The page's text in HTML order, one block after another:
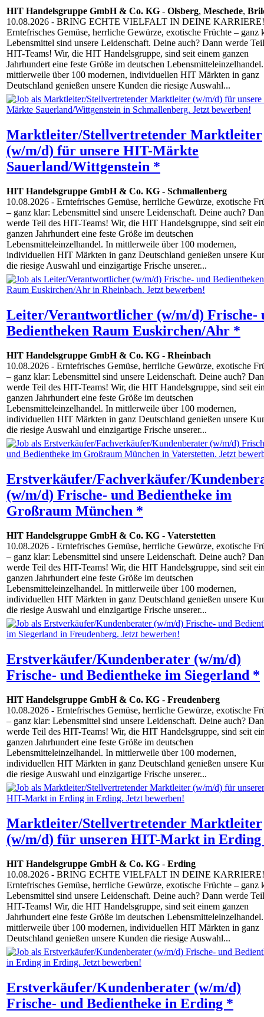
HIT Handelsgruppe GmbH & Co. KG - Olsberg, Meschede,
10.08.2026 - BRING ECHTE VIELFALT IN DEINE KARRIERE!
Erntefrisches Gemüse, herrliche Gewürze, exotische Früchte – ganz
Lebensmittel sind unsere Leidenschaft. Deine auch? Dann werde
HIT-Teams! Wir, die HIT Handelsgruppe, sind seit einem ganzen
Jahrhundert eine feste Größe im deutschen
mittlerweile über 100 modernen, individuellen HIT Märkten in ganz
Deutschland genießen unsere Kunden die riesige Auswahl...
Marktleiter/Stellvertretender Marktleiter
(w/m/d) für unsere HIT-Märkte
Sauerland/Wittgenstein *
HIT Handelsgruppe GmbH & Co. KG - Schmallenberg
10.08.2026 - Erntefrisches Gemüse, herrliche Gewürze, exotische
– ganz klar: Lebensmittel sind unsere Leidenschaft. Deine auch?
werde Teil des HIT-Teams! Wir, die HIT Handelsgruppe, sind seit
ganzen Jahrhundert eine feste Größe im deutschen
Lebensmitteleinzelhandel. In mittlerweile über 100 modernen,
individuellen HIT Märkten in ganz Deutschland genießen unsere
die riesige Auswahl und einzigartige Frische unserer...
Leiter/Verantwortlicher (w/m/d) Frische-
Bedientheken Raum Euskirchen/Ahr *
HIT Handelsgruppe GmbH & Co. KG - Rheinbach
10.08.2026 - Erntefrisches Gemüse, herrliche Gewürze, exotische
– ganz klar: Lebensmittel sind unsere Leidenschaft. Deine auch?
werde Teil des HIT-Teams! Wir, die HIT Handelsgruppe, sind seit
ganzen Jahrhundert eine feste Größe im deutschen
Lebensmitteleinzelhandel. In mittlerweile über 100 modernen,
individuellen HIT Märkten in ganz Deutschland genießen unsere
die riesige Auswahl und einzigartige Frische unserer...
Erstverkäufer/Fachverkäufer/
(w/m/d) Frische- und Bedientheke im
Großraum München *
HIT Handelsgruppe GmbH & Co. KG - Vaterstetten
10.08.2026 - Erntefrisches Gemüse, herrliche Gewürze, exotische
– ganz klar: Lebensmittel sind unsere Leidenschaft. Deine auch?
werde Teil des HIT-Teams! Wir, die HIT Handelsgruppe, sind seit
ganzen Jahrhundert eine feste Größe im deutschen
Lebensmitteleinzelhandel. In mittlerweile über 100 modernen,
individuellen HIT Märkten in ganz Deutschland genießen unsere
die riesige Auswahl und einzigartige Frische unserer...
Erstverkäufer/Kundenberater (w/m/d)
Frische- und Bedientheke im Siegerland *
HIT Handelsgruppe GmbH & Co. KG - Freudenberg
10.08.2026 - Erntefrisches Gemüse, herrliche Gewürze, exotische
– ganz klar: Lebensmittel sind unsere Leidenschaft. Deine auch?
werde Teil des HIT-Teams! Wir, die HIT Handelsgruppe, sind seit
ganzen Jahrhundert eine feste Größe im deutschen
Lebensmitteleinzelhandel. In mittlerweile über 100 modernen,
individuellen HIT Märkten in ganz Deutschland genießen unsere
die riesige Auswahl und einzigartige Frische unserer...
Marktleiter/Stellvertretender Marktleiter
(w/m/d) für unseren HIT-Markt in
HIT Handelsgruppe GmbH & Co. KG - Erding
10.08.2026 - BRING ECHTE VIELFALT IN DEINE KARRIERE!
Erntefrisches Gemüse, herrliche Gewürze, exotische Früchte – ganz
Lebensmittel sind unsere Leidenschaft. Deine auch? Dann werde
HIT-Teams! Wir, die HIT Handelsgruppe, sind seit einem ganzen
Jahrhundert eine feste Größe im deutschen
mittlerweile über 100 modernen, individuellen HIT Märkten in ganz
Deutschland genießen unsere Kunden die riesige Auswahl...
Erstverkäufer/Kundenberater (w/m/d)
Frische- und Bedientheke in Erding *